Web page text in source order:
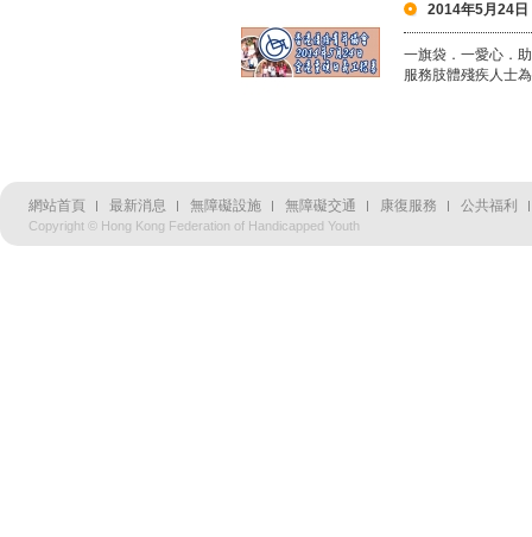
2014年5月24日
一旗袋．一愛心．
服務肢體殘疾人士
網站首頁 最新消息 無障礙設施 無障礙交通 康復服務 公共福利
Copyright © Hong Kong Federation of Handicapped Youth